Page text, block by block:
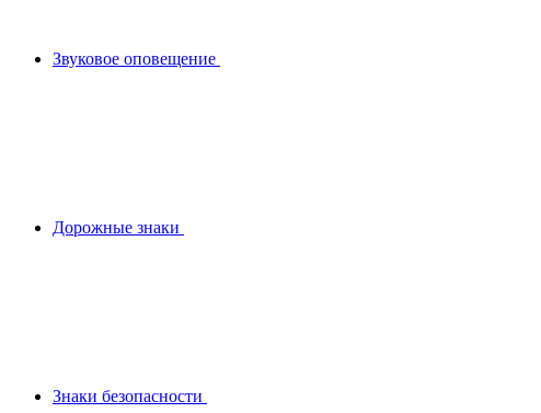
Звуковое оповещение
Дорожные знаки
Знаки безопасности